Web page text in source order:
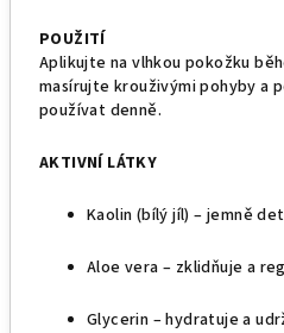
POUŽITÍ
Aplikujte na vlhkou pokožku
masírujte krouživými pohyby a
používat denně.
AKTIVNÍ LÁTKY
Kaolin (bílý jíl) – jemně
Aloe vera – zklidňuje a
Glycerin – hydratuje a